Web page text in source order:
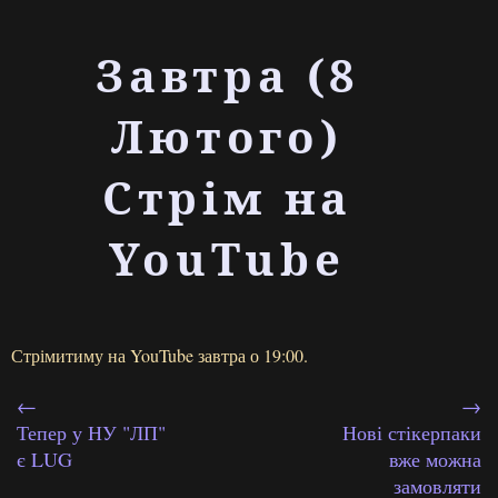
Завтра (8
Лютого)
Стрім на
YouTube
Стрімитиму на YouTube завтра о 19:00.
←
Тепер у НУ "ЛП"
є LUG
→
Нові стікерпаки
вже можна
замовляти